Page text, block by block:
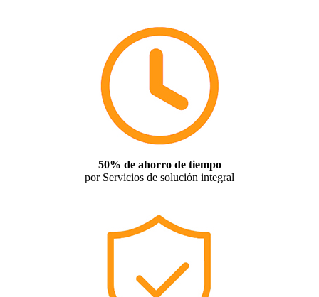
50% de ahorro de tiempo
por Servicios de solución integral